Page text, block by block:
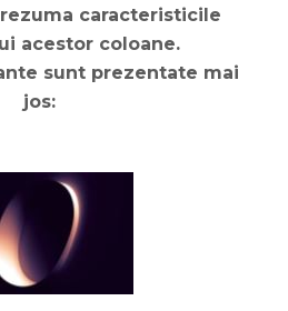
caracteristicile
acestor coloane.
sunt prezentate mai
jos: